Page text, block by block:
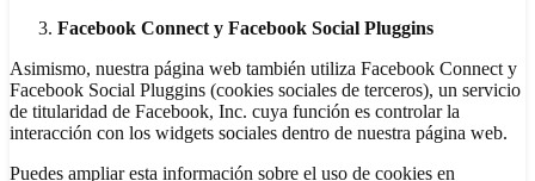
Facebook Connecty Facebook Social Pluggins
Asimismo, nuestra página web también utiliza Facebook Connect y
Facebook Social Pluggins (cookies sociales de terceros), un servicio
de titularidad de Facebook, Inc. cuya función es controlar la
interacción con los widgets sociales dentro de nuestra página web.
Puedes ampliar esta información sobre el uso de cookies en